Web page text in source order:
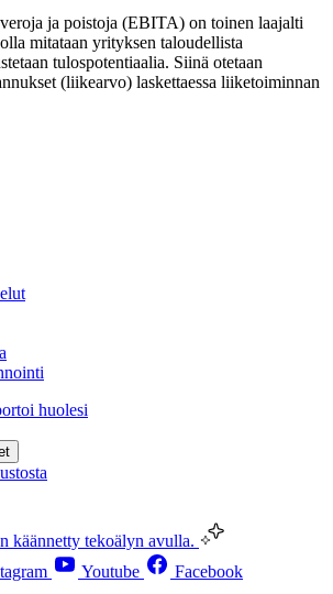
ja poistoja (EBITA) on toinen laajalti
mitataan yrityksen taloudellista
tulospotentiaalia. Siinä otetaan
(liikearvo) laskettaessa liiketoiminnan
huolesi
käännetty tekoälyn avulla.
Youtube Facebook